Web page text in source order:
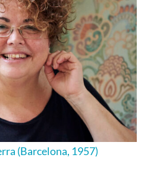
(Barcelona, 1957)